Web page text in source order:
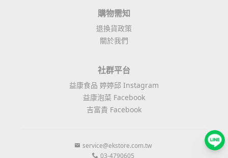
購物需知
退換貨政策
關於我們
社群平台
益康食品 婷婷邱 Instagram
益康泡菜 Facebook
吉富貴 Facebook
service@ekstore.com.tw
03-4790605